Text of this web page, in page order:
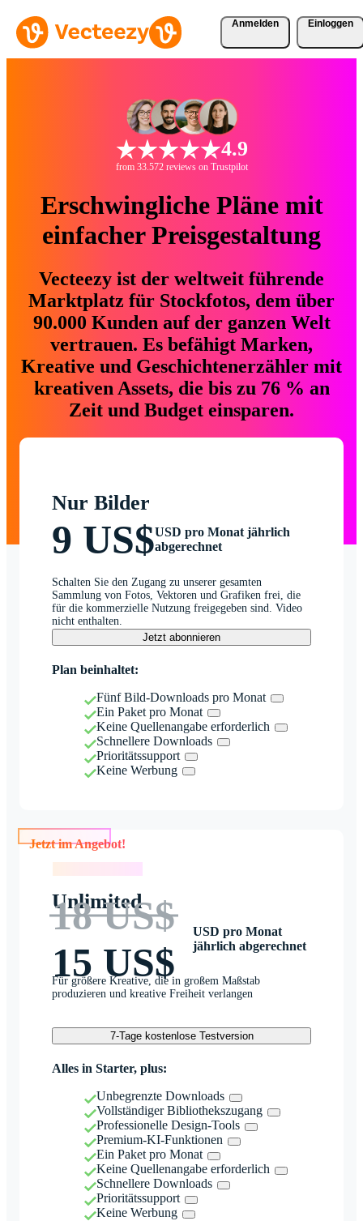
Anmelden Einloggen
4.9
from 33.572 reviews on Trustpilot
Erschwingliche Pläne mit
einfacher Preisgestaltung
Vecteezy ist der weltweit führende
Marktplatz für Stockfotos, dem über
90.000 Kunden auf der ganzen Welt
vertrauen. Es befähigt Marken,
Kreative und Geschichtenerzähler mit
kreativen Assets, die bis zu 76 % an
Zeit und Budget einsparen.
Nur Bilder
9 US$USD pro Monat jährlich
abgerechnet
Schalten Sie den Zugang zu unserer gesamten
Sammlung von Fotos, Vektoren und Grafiken frei, die
für die kommerzielle Nutzung freigegeben sind. Video
nicht enthalten.
Jetzt abonnieren
Plan beinhaltet:
Fünf Bild-Downloads pro Monat
Ein Paket pro Monat
Keine Quellenangabe erforderlich
Schnellere Downloads
Prioritätssupport
Keine Werbung
Jetzt im Angebot!
Unlimited
18 US$
15 US$
USD pro Monat
jährlich abgerechnet
Für größere Kreative, die in großem Maßstab
produzieren und kreative Freiheit verlangen
7-Tage kostenlose Testversion
Alles in Starter, plus:
Unbegrenzte Downloads
Vollständiger Bibliothekszugang
Professionelle Design-Tools
Premium-KI-Funktionen
Ein Paket pro Monat
Keine Quellenangabe erforderlich
Schnellere Downloads
Prioritätssupport
Keine Werbung